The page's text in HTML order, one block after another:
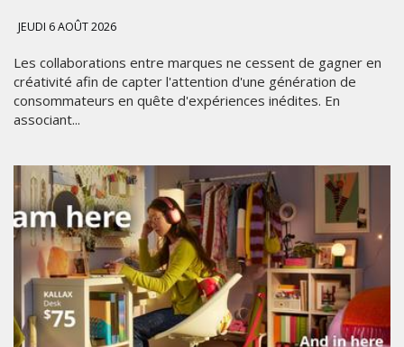
JEUDI 6 AOÛT 2026
Les collaborations entre marques ne cessent de gagner en
créativité afin de capter l'attention d'une génération de
consommateurs en quête d'expériences inédites. En
associant...